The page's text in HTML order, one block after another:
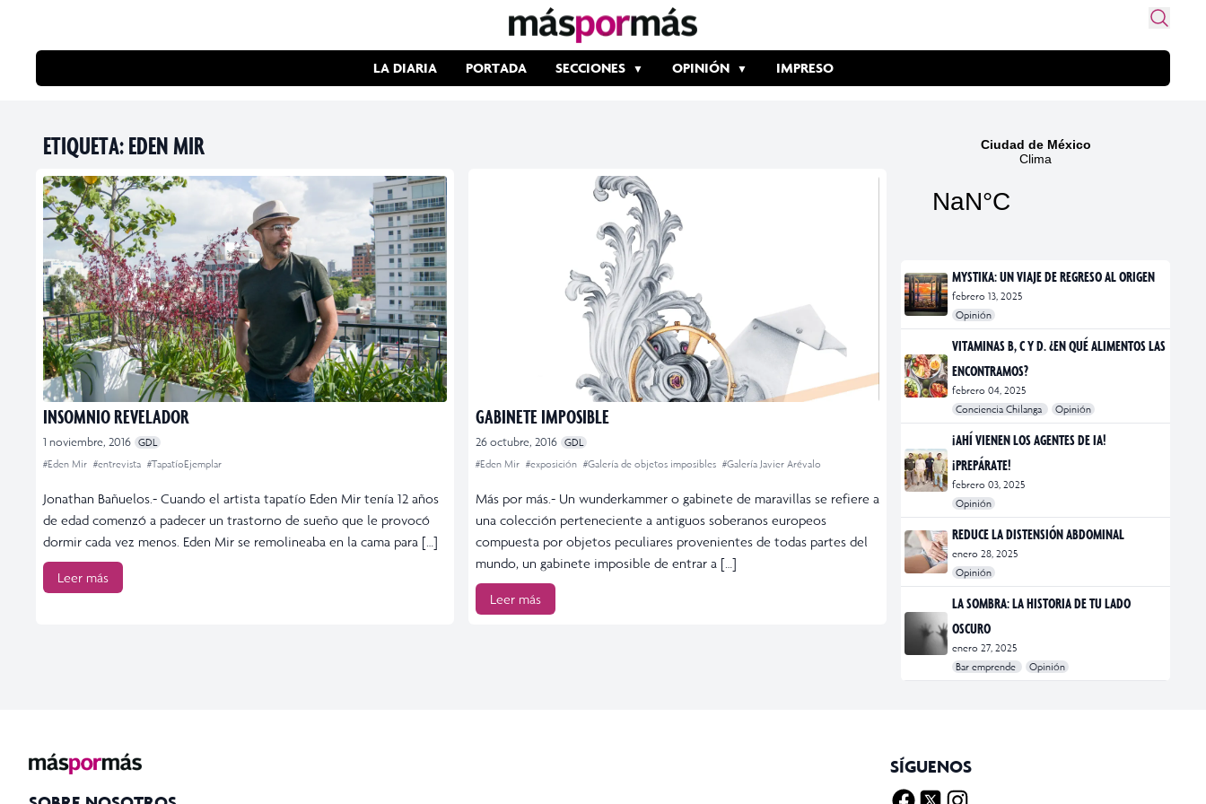
LA DIARIA PORTADA SECCIONES OPINIÓN IMPRESO
ETIQUETA:EDEN MIR
INSOMNIO REVELADOR
1 noviembre, 2016 GDL
#Eden Mir #entrevista #TapatíoEjemplar
Jonathan Bañuelos.- Cuando el artista tapatío Eden Mir tenía 12 años
de edad comenzó a padecer un trastorno de sueño que le provocó
dormir cada vez menos. Eden Mir se remolineaba en la cama para […]
Leer más
GABINETE IMPOSIBLE
26 octubre, 2016 GDL
#Eden Mir #exposición #Galería de objetos imposibles #Galería Javier Arévalo
Más por más.- Un wunderkammer o gabinete de maravillas se refiere a
una colección perteneciente a antiguos soberanos europeos
compuesta por objetos peculiares provenientes de todas partes del
mundo, un gabinete imposible de entrar a […]
Leer más
MYSTIKA: UN VIAJE DE REGRESO AL ORIGEN
febrero 13, 2025
Opinión
#exposiciones
#fotografía
VITAMINAS B, C Y D. ¿EN QUÉ ALIMENTOS LAS
ENCONTRAMOS?
febrero 04, 2025
Conciencia Chilanga
Opinión
#bienestar
#Opinión
#Principal
¡AHÍ VIENEN LOS AGENTES DE IA!
¡PREPÁRATE!
febrero 03, 2025
Opinión
#Bar Emprende
#Opinión
#Principal
REDUCE LA DISTENSIÓN ABDOMINAL
enero 28, 2025
Opinión
#bienestar
#Opinión
#Principal
#Salud
LA SOMBRA: LA HISTORIA DE TU LADO
OSCURO
enero 27, 2025
Bar emprende
Opinión
#Bar Emprende
#CDMX
#marketing
SÍGUENOS